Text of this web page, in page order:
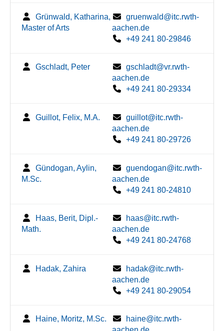
Grünwald, Katharina,
Master of Arts
gruenwald@itc.rwth-
aachen.de
+49 241 80-29846
Gschladt, Peter
gschladt@vr.rwth-
aachen.de
+49 241 80-29334
Guillot, Felix, M.A.
guillot@itc.rwth-
aachen.de
+49 241 80-29726
Gündogan, Aylin,
M.Sc.
guendogan@itc.rwth-
aachen.de
+49 241 80-24810
Haas, Berit, Dipl.-
Math.
haas@itc.rwth-
aachen.de
+49 241 80-24768
Hadak, Zahira
hadak@itc.rwth-
aachen.de
+49 241 80-29054
Haine, Moritz, M.Sc.
haine@itc.rwth-